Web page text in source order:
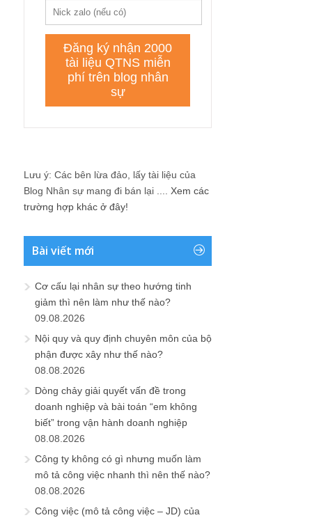
Lưu ý: Các bên lừa đảo, lấy tài liệu của
Blog Nhân sự mang đi bán lại .... Xem các
trường hợp khác ở đây!
Bài viết mới
Cơ cấu lại nhân sự theo hướng tinh
giảm thì nên làm như thế nào?
09.08.2026
Nội quy và quy định chuyên môn của bộ
phận được xây như thế nào?
08.08.2026
Dòng chảy giải quyết vấn đề trong
doanh nghiệp và bài toán “em không
biết” trong vận hành doanh nghiệp
08.08.2026
Công ty không có gì nhưng muốn làm
mô tả công việc nhanh thì nên thế nào?
08.08.2026
Công việc (mô tả công việc – JD) của